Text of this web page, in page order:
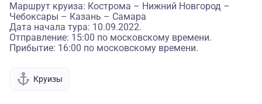
Маршрут круиза: Кострома – Нижний Новгород –
Чебоксары – Казань – Самара
Дата начала тура: 10.09.2022.
Отправление: 15:00 по московскому времени.
Прибытие: 16:00 по московскому времени.
Круизы